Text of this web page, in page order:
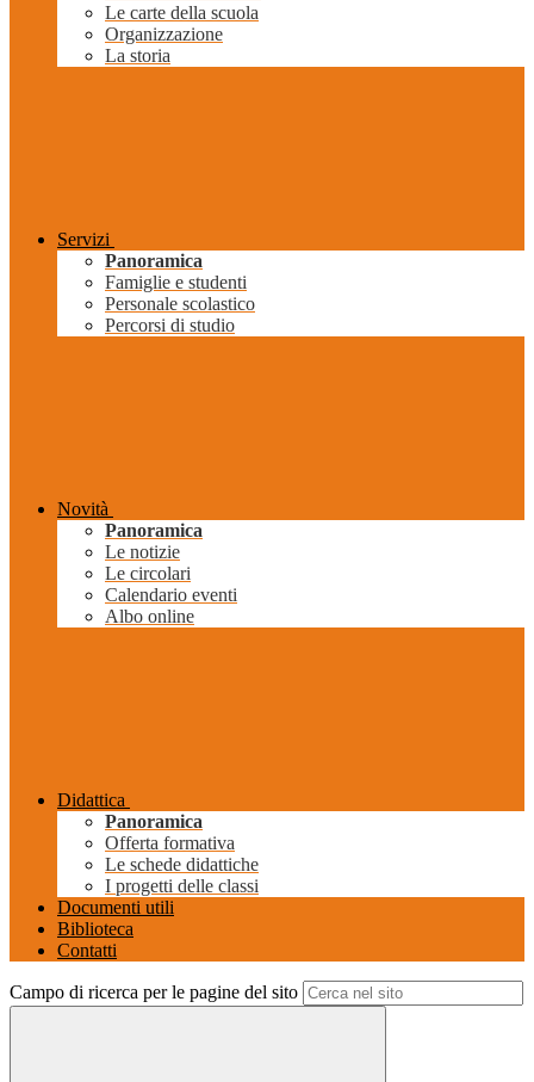
Le carte della scuola
Organizzazione
La storia
Servizi
Panoramica
Famiglie e studenti
Personale scolastico
Percorsi di studio
Novità
Panoramica
Le notizie
Le circolari
Calendario eventi
Albo online
Didattica
Panoramica
Offerta formativa
Le schede didattiche
I progetti delle classi
Documenti utili
Biblioteca
Contatti
Campo di ricerca per le pagine del sito